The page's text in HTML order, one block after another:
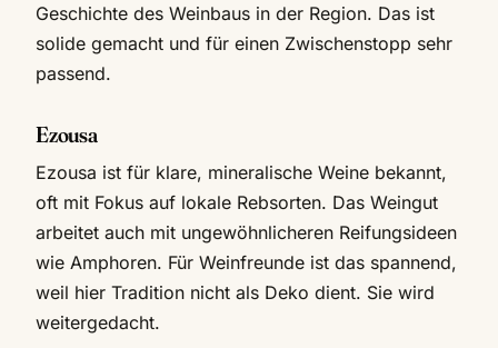
Geschichte des Weinbaus in der Region. Das ist
solide gemacht und für einen Zwischenstopp sehr
passend.
Ezousa
Ezousa ist für klare, mineralische Weine bekannt,
oft mit Fokus auf lokale Rebsorten. Das Weingut
arbeitet auch mit ungewöhnlicheren Reifungsideen
wie Amphoren. Für Weinfreunde ist das spannend,
weil hier Tradition nicht als Deko dient. Sie wird
weitergedacht.